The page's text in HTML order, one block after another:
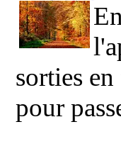
sorties
pour